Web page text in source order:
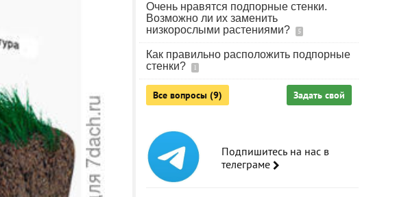
Очень нравятся подпорные стенки.
Возможно ли их заменить
низкорослыми растениями?
5
Как правильно расположить подпорные
стенки?
1
Все вопросы (9) Задать свой
Подпишитесь на нас в
телеграме